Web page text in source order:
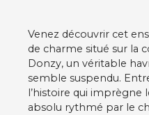
Venez découvrir cet
de charme situé sur la
Donzy, un véritable
semble suspendu.
l’histoire qui imprègne
absolu rythmé par le